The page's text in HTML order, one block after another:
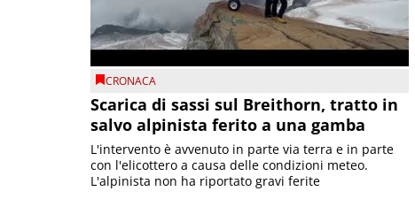
CRONACA
Scarica di sassi sul Breithorn, tratto in
salvo alpinista ferito a una gamba
L'intervento è avvenuto in parte via terra e in parte
con l'elicottero a causa delle condizioni meteo.
L'alpinista non ha riportato gravi ferite